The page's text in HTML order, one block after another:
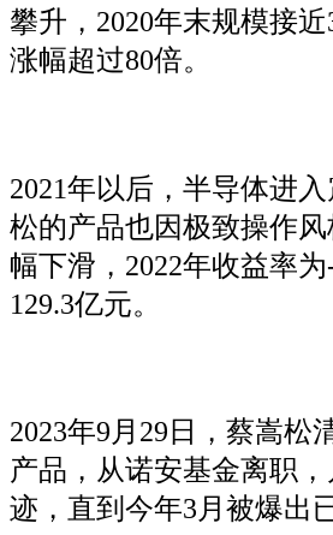
攀升，2020年末规模接
涨幅超过80倍。
2021年以后，半导体进
松的产品也因极致操作
幅下滑，2022年收益率为
129.3亿元。
2023年9月29日，蔡嵩松
产品，从诺安基金离职
迹，直到今年3月被爆出